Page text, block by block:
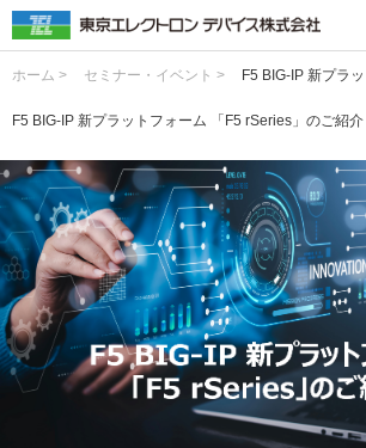
ホーム > セミナー・イベント > F5 BIG-IP 新プラ
F5 BIG-IP 新プラットフォーム 「F5 rSeries」のご紹介